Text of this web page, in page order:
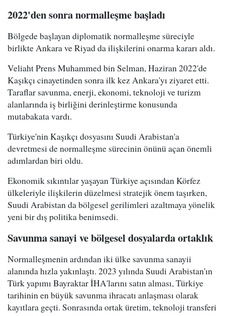
2022'den sonra normalleşme başladı
Bölgede başlayan diplomatik normalleşme süreciyle
birlikte Ankara ve Riyad da ilişkilerini onarma kararı aldı.
Veliaht Prens Muhammed bin Selman, Haziran 2022'de
Kaşıkçı cinayetinden sonra ilk kez Ankara'yı ziyaret etti.
Taraflar savunma, enerji, ekonomi, teknoloji ve turizm
alanlarında iş birliğini derinleştirme konusunda
mutabakata vardı.
Türkiye'nin Kaşıkçı dosyasını Suudi Arabistan'a
devretmesi de normalleşme sürecinin önünü açan önemli
adımlardan biri oldu.
Ekonomik sıkıntılar yaşayan Türkiye açısından Körfez
ülkeleriyle ilişkilerin düzelmesi stratejik önem taşırken,
Suudi Arabistan da bölgesel gerilimleri azaltmaya yönelik
yeni bir dış politika benimsedi.
Savunma sanayi ve bölgesel dosyalarda ortaklık
Normalleşmenin ardından iki ülke savunma sanayii
alanında hızla yakınlaştı. 2023 yılında Suudi Arabistan'ın
Türk yapımı Bayraktar İHA'larını satın alması, Türkiye
tarihinin en büyük savunma ihracatı anlaşması olarak
kayıtlara geçti. Sonrasında ortak üretim, teknoloji transferi